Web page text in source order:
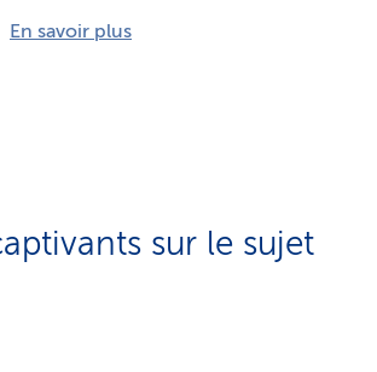
En savoir plus
sur le sujet